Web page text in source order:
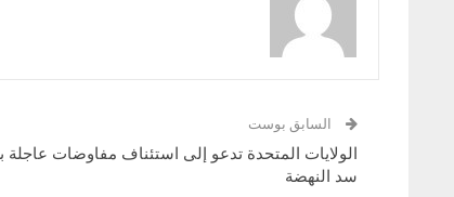
السابق بوست
الولايات المتحدة تدعو إلى استئناف مفاوضات عاجلة
سد النهضة